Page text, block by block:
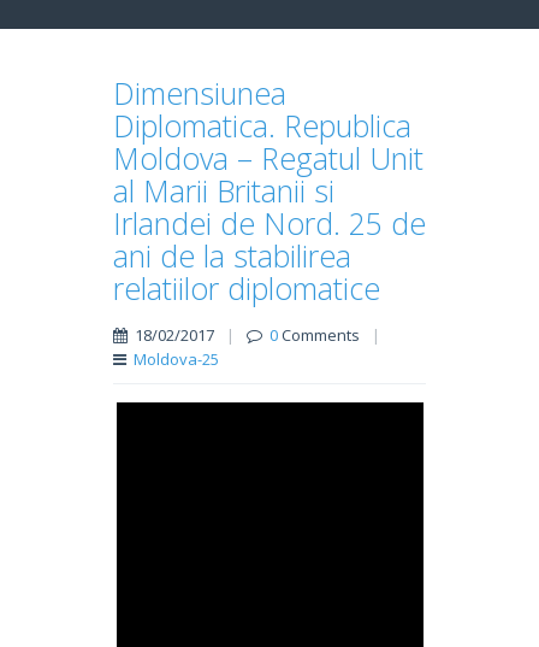
Dimensiunea
Diplomatica. Republica
Moldova – Regatul Unit
al Marii Britanii si
Irlandei de Nord. 25 de
ani de la stabilirea
relatiilor diplomatice
18/02/2017 | 0Comments
|
Moldova-25